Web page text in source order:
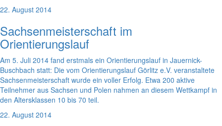
22. August 2014
Sachsenmeisterschaft im
Orientierungslauf
Am 5. Juli 2014 fand erstmals ein Orientierungslauf in Jauernick-
Buschbach statt: Die vom Orientierungslauf Görlitz e.V. veranstaltete
Sachsenmeisterschaft wurde ein voller Erfolg. Etwa 200 aktive
Teilnehmer aus Sachsen und Polen nahmen an diesem Wettkampf in
den Altersklassen 10 bis 70 teil.
22. August 2014